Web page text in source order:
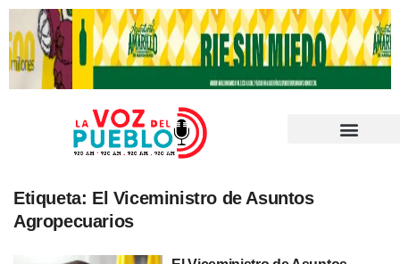
Etiqueta: El Viceministro de Asuntos
Agropecuarios